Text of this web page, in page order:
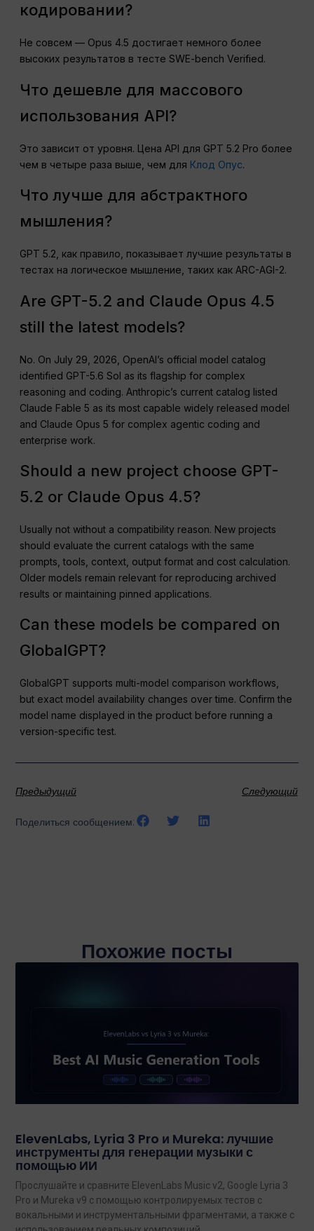
кодировании?
Не совсем — Opus 4.5 достигает немного более
высоких результатов в тесте SWE-bench Verified.
Что дешевле для массового
использования API?
Это зависит от уровня. Цена API для GPT 5.2 Pro более
чем в четыре раза выше, чем для Клод Опус.
Что лучше для абстрактного
мышления?
GPT 5.2, как правило, показывает лучшие результаты в
тестах на логическое мышление, таких как ARC-AGI-2.
Are GPT-5.2 and Claude Opus 4.5
still the latest models?
No. On July 29, 2026, OpenAI’s official model catalog
identified GPT-5.6 Sol as its flagship for complex
reasoning and coding. Anthropic’s current catalog listed
Claude Fable 5 as its most capable widely released model
and Claude Opus 5 for complex agentic coding and
enterprise work.
Should a new project choose GPT-
5.2 or Claude Opus 4.5?
Usually not without a compatibility reason. New projects
should evaluate the current catalogs with the same
prompts, tools, context, output format and cost calculation.
Older models remain relevant for reproducing archived
results or maintaining pinned applications.
Can these models be compared on
GlobalGPT?
GlobalGPT supports multi-model comparison workflows,
but exact model availability changes over time. Confirm the
model name displayed in the product before running a
version-specific test.
Предыдущий Следующий
Поделиться сообщением:
Похожие посты
ElevenLabs, Lyria 3 Pro и Mureka: лучшие
инструменты для генерации музыки с
помощью ИИ
Прослушайте и сравните ElevenLabs Music v2, Google Lyria 3
Pro и Mureka v9 с помощью контролируемых тестов с
вокальными и инструментальными фрагментами, а также с